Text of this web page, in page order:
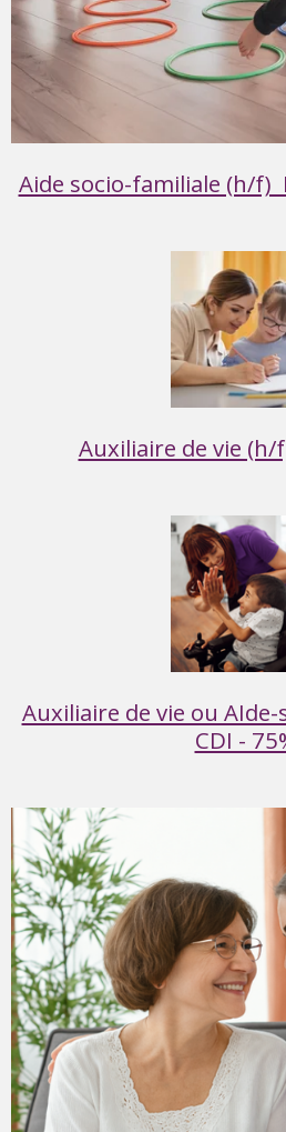
Aide socio-familiale (h/f)
Auxiliaire de vie (h/
Auxiliaire de vie ou
CDI -